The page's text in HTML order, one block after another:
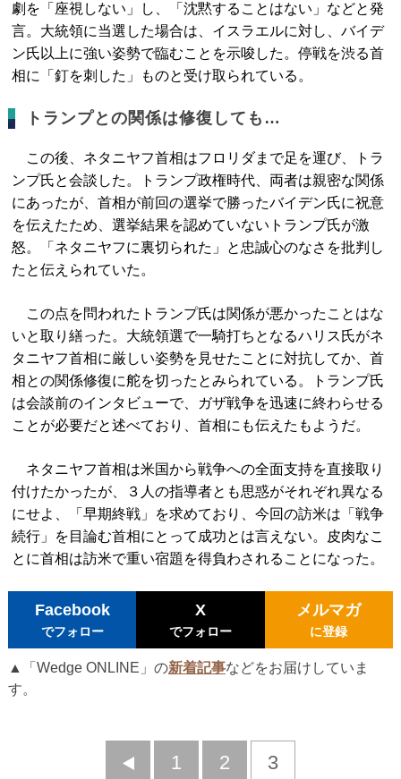
劇を「座視しない」し、「沈黙することはない」などと発
言。大統領に当選した場合は、イスラエルに対し、バイデ
ン氏以上に強い姿勢で臨むことを示唆した。停戦を渋る首
相に「釘を刺した」ものと受け取られている。
トランプとの関係は修復しても…
この後、ネタニヤフ首相はフロリダまで足を運び、トラ
ンプ氏と会談した。トランプ政権時代、両者は親密な関係
にあったが、首相が前回の選挙で勝ったバイデン氏に祝意
を伝えたため、選挙結果を認めていないトランプ氏が激
怒。「ネタニヤフに裏切られた」と忠誠心のなさを批判し
たと伝えられていた。
この点を問われたトランプ氏は関係が悪かったことはな
いと取り繕った。大統領選で一騎打ちとなるハリス氏がネ
タニヤフ首相に厳しい姿勢を見せたことに対抗してか、首
相との関係修復に舵を切ったとみられている。トランプ氏
は会談前のインタビューで、ガザ戦争を迅速に終わらせる
ことが必要だと述べており、首相にも伝えたもようだ。
ネタニヤフ首相は米国から戦争への全面支持を直接取り
付けたかったが、３人の指導者とも思惑がそれぞれ異なる
にせよ、「早期終戦」を求めており、今回の訪米は「戦争
続行」を目論む首相にとって成功とは言えない。皮肉なこ
とに首相は訪米で重い宿題を得負わされることになった。
Facebook
でフォロー
X
でフォロー
メルマガ
に登録
▲「Wedge ONLINE」の新着記事などをお届けしていま
す。
前
1 2 3